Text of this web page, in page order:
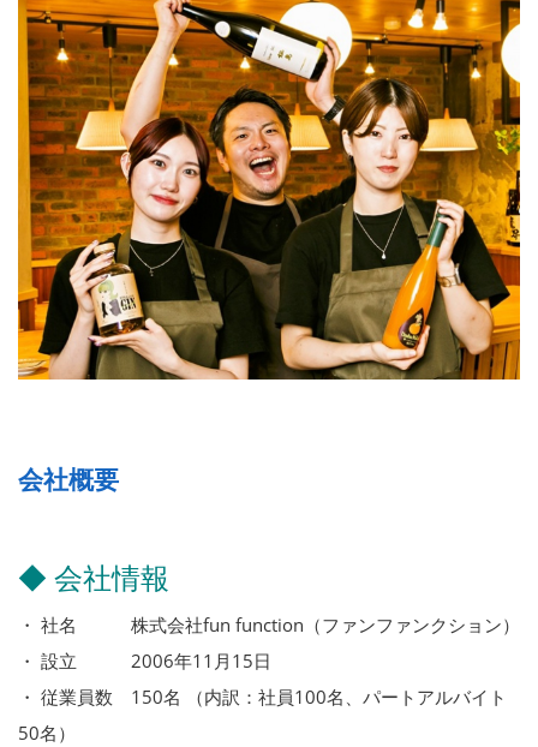
会社概要
◆ 会社情報
・ 社名 株式会社fun function（ファンファンクション）
・ 設立 2006年11月15日
・ 従業員数 150名 （内訳：社員100名、パートアルバイト
50名）